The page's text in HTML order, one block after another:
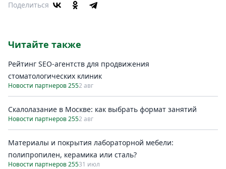
Поделиться
Читайте также
Рейтинг SEO-агентств для продвижения
стоматологических клиник
Новости партнеров 2552 авг
Скалолазание в Москве: как выбрать формат занятий
Новости партнеров 2552 авг
Материалы и покрытия лабораторной мебели:
полипропилен, керамика или сталь?
Новости партнеров 25531 июл